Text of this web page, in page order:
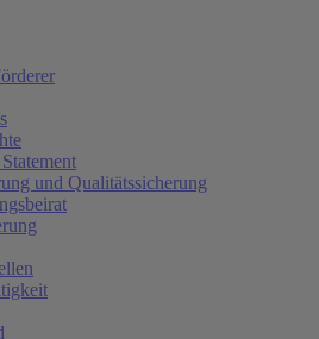
und Qualitätssicherung